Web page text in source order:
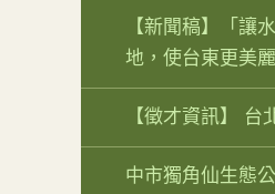
【新聞稿】「讓
地，使台東更美
【徵才資訊】 台
中市獨角仙生態